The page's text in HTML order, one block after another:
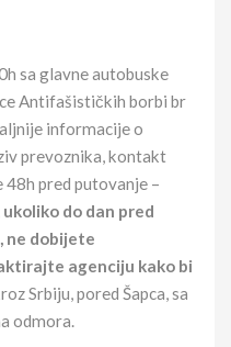
sa glavne autobuske
Antifašističkih borbi br
informacije o
prevoznika, kontakt
48h pred putovanje –
ukoliko do dan pred
ne dobijete
agenciju kako bi
Srbiju, pored Šapca, sa
odmora.